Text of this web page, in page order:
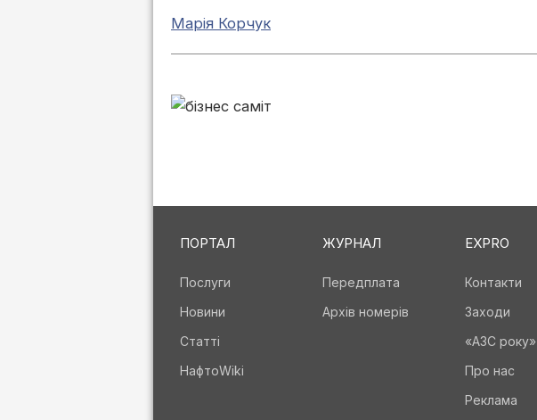
Марія Корчук
ПОРТАЛ
Послуги
Новини
Статті
НафтоWiki
ЖУРНАЛ
Передплата
Архів номерів
EXPRO
Контакти
Заходи
«АЗС року»
Про нас
Реклама